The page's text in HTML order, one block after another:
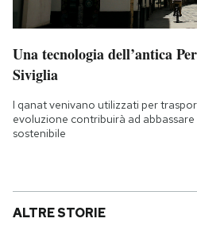
Una tecnologia dell’antica
Siviglia
I qanat venivano utilizzati per
evoluzione contribuirà ad
sostenibile
ALTRE STORIE